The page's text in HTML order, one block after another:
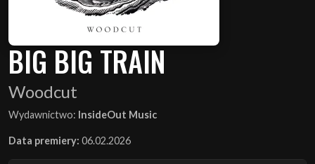
BIG BIG TRAIN
Woodcut
Wydawnictwo: InsideOut Music
Data premiery: 06.02.2026